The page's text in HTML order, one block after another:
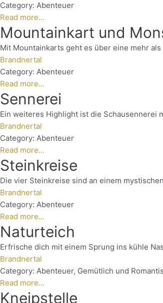
Category: Abenteuer
Read more...
Mountainkart und
Mit Mountainkarts geht es über eine mehr
Brandnertal
Category: Abenteuer
Read more...
Sennerei
Ein weiteres Highlight ist die Schausennerei
Brandnertal
Category: Abenteuer
Read more...
Steinkreise
Die vier Steinkreise sind an einem
Brandnertal
Category: Abenteuer
Read more...
Naturteich
Erfrische dich mit einem Sprung ins kühle
Brandnertal
Category: Abenteuer, Gemütlich und
Read more...
Kneipstelle